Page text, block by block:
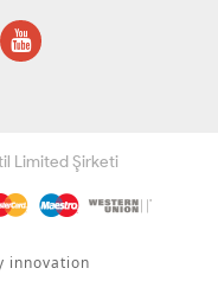
Limited Şirketi
innovation